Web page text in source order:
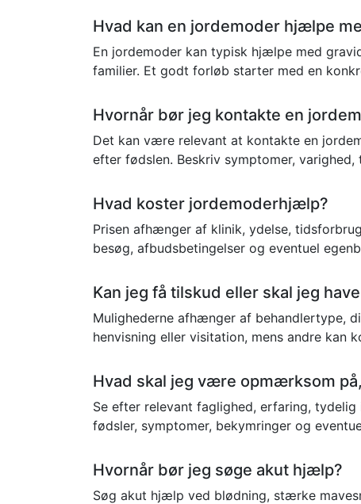
Hvad kan en jordemoder hjælpe
En jordemoder kan typisk hjælpe med
familier. Et godt forløb starter med en
Hvornår bør jeg kontakte en
Det kan være relevant at kontakte en
efter fødslen. Beskriv symptomer,
Hvad koster jordemoderhjælp?
Prisen afhænger af klinik, ydelse,
besøg, afbudsbetingelser og eventuel
Kan jeg få tilskud eller skal jeg
Mulighederne afhænger af behandlertype,
henvisning eller visitation, mens andre kan
Hvad skal jeg være opmærksom
Se efter relevant faglighed, erfaring,
fødsler, symptomer, bekymringer og
Hvornår bør jeg søge akut hjælp?
Søg akut hjælp ved blødning, stærke